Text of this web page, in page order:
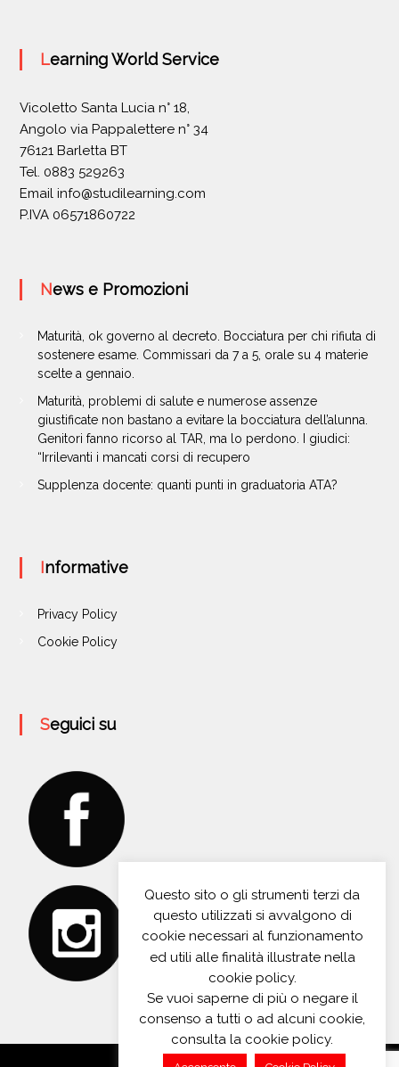
Learning World Service
Vicoletto Santa Lucia n° 18,
Angolo via Pappalettere n° 34
76121 Barletta BT
Tel. 0883 529263
Email info@studilearning.com
P.IVA 06571860722
News e Promozioni
Maturità, ok governo al decreto. Bocciatura per chi rifiuta di
sostenere esame. Commissari da 7 a 5, orale su 4 materie
scelte a gennaio.
Maturità, problemi di salute e numerose assenze
giustificate non bastano a evitare la bocciatura dell’alunna.
Genitori fanno ricorso al TAR, ma lo perdono. I giudici:
“Irrilevanti i mancati corsi di recupero
Supplenza docente: quanti punti in graduatoria ATA?
Informative
Privacy Policy
Cookie Policy
Seguici su
Questo sito o gli strumenti terzi da
questo utilizzati si avvalgono di
cookie necessari al funzionamento
ed utili alle finalità illustrate nella
cookie policy.
Se vuoi saperne di più o negare il
consenso a tutti o ad alcuni cookie,
consulta la cookie policy.